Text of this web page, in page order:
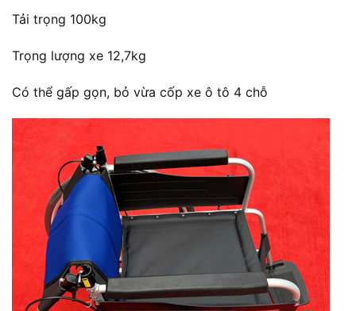
Tải trọng 100kg
Trọng lượng xe 12,7kg
Có thể gấp gọn, bỏ vừa cốp xe ô tô 4 chỗ